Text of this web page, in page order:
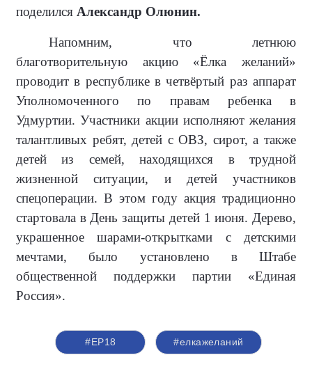
поделился Александр Олюнин.
Напомним, что летнюю
благотворительную акцию «Ёлка желаний»
проводит в республике в четвёртый раз аппарат
Уполномоченного по правам ребенка в
Удмуртии. Участники акции исполняют желания
талантливых ребят, детей с ОВЗ, сирот, а также
детей из семей, находящихся в трудной
жизненной ситуации, и детей участников
спецоперации. В этом году акция традиционно
стартовала в День защиты детей 1 июня. Дерево,
украшенное шарами-открытками с детскими
мечтами, было установлено в Штабе
общественной поддержки партии «Единая
Россия».
#ЕР18 #елкажеланий